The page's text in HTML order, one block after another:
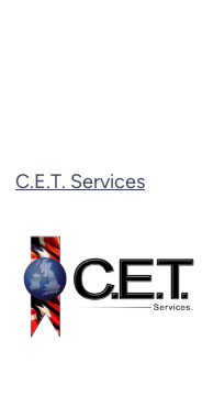
C.E.T. Services